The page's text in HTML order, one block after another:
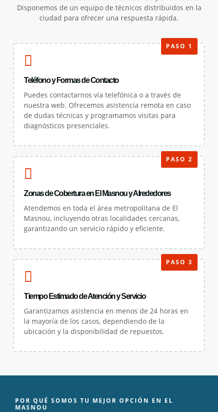
Disponemos de un equipo de técnicos distribuidos en la
ciudad para ofrecer una respuesta rápida.
PASO 1
Teléfono y Formas de Contacto
Puedes contactarnos vía telefónica o a través de
nuestra web. Ofrecemos asistencia remota en caso
de dudas técnicas y programamos visitas para
diagnósticos presenciales.
PASO 2
Zonas de Cobertura en El Masnou y Alrededores
Atendemos en toda el área metropolitana de El
Masnou, incluyendo otras localidades cercanas,
garantizando un servicio rápido y eficiente.
PASO 3
Tiempo Estimado de Atención y Servicio
Garantizamos asistencia en menos de 24 horas en
la mayoría de los casos, dependiendo de la
ubicación y la disponibilidad de repuestos.
POR QUÉ SOMOS TU MEJOR OPCIÓN EN EL
MASNOU